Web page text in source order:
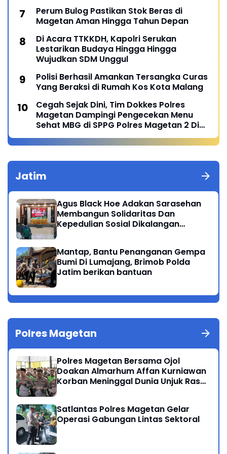
Perum Bulog Pastikan Stok Beras di
Magetan Aman Hingga Tahun Depan
Di Acara TTKKDH, Kapolri Serukan
Lestarikan Budaya Hingga Hingga
Wujudkan SDM Unggul
Polisi Berhasil Amankan Tersangka Curas
Yang Beraksi di Rumah Kos Kota Malang
Cegah Sejak Dini, Tim Dokkes Polres
Magetan Dampingi Pengecekan Menu
Sehat MBG di SPPG Polres Magetan 2 Di
Poncol
Jatim
Agus Black Hoe Adakan Sarasehan
Membangun Solidaritas Dan
Kepedulian Sosial Dikalangan
Mantap, Bantu Penanganan Gempa
Bumi Di Lumajang, Brimob Polda
Jatim berikan bantuan
Polres Magetan
Polres Magetan Bersama Ojol
Doakan Almarhum Affan Kurniawan
Korban Meninggal Dunia Unjuk Rasa
Satlantas Polres Magetan Gelar
Operasi Gabungan Lintas Sektoral